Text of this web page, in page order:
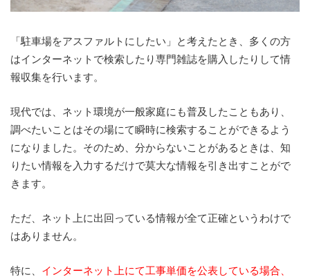
「駐車場をアスファルトにしたい」と考えたとき、多くの方
はインターネットで検索したり専門雑誌を購入したりして情
報収集を行います。
現代では、ネット環境が一般家庭にも普及したこともあり、
調べたいことはその場にて瞬時に検索することができるよう
になりました。そのため、分からないことがあるときは、知
りたい情報を入力するだけで莫大な情報を引き出すことがで
きます。
ただ、ネット上に出回っている情報が全て正確というわけで
はありません。
特に、 インターネット上にて工事単価を公表している場合、